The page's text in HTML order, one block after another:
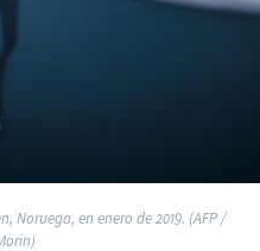
Noruega, en enero de 2019. (AFP /